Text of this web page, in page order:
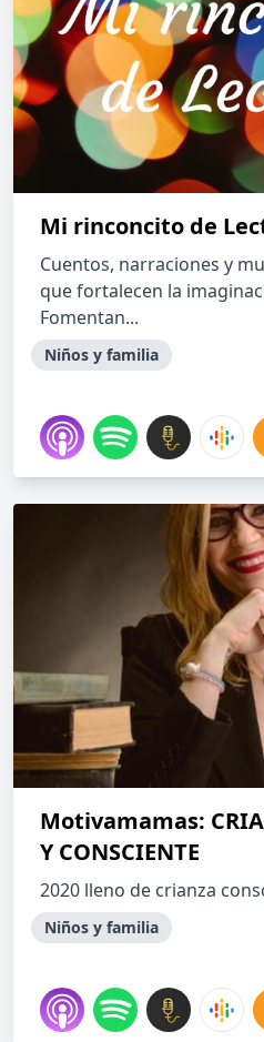
Mi rinconcito de
Cuentos, narraciones y
que fortalecen la
Fomentan...
Niños y familia
Motivamamas:
Y CONSCIENTE
2020 lleno de crianza
Niños y familia